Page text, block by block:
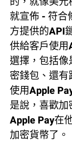
就宣佈 - 符合
方提供的API
供給客戶使
選擇，包括像
密錢包、還
使用Apple
是說，喜歡
Apple Pay在
加密貨幣了。